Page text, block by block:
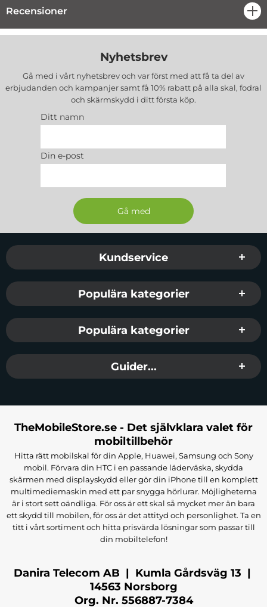
Recensioner
Nyhetsbrev
Gå med i vårt nyhetsbrev och var först med att få ta del av
erbjudanden och kampanjer samt få 10% rabatt på alla skal, fodral
och skärmskydd i ditt första köp.
Ditt namn
Din e-post
Sidfot Blandad info och länkar
Kundservice
Populära kategorier
Populära kategorier
Guider...
TheMobileStore.se - Det självklara valet för
mobiltillbehör
Hitta rätt mobilskal för din Apple, Huawei, Samsung och Sony
mobil. Förvara din HTC i en passande läderväska, skydda
skärmen med displayskydd eller gör din iPhone till en komplett
multimediemaskin med ett par snygga hörlurar. Möjligheterna
är i stort sett oändliga. För oss är ett skal så mycket mer än bara
ett skydd till mobilen, för oss är det attityd och personlighet. Ta en
titt i vårt sortiment och hitta prisvärda lösningar som passar till
din mobiltelefon!
Danira Telecom AB | Kumla Gårdsväg 13 |
14563 Norsborg
Org. Nr. 556887-7384